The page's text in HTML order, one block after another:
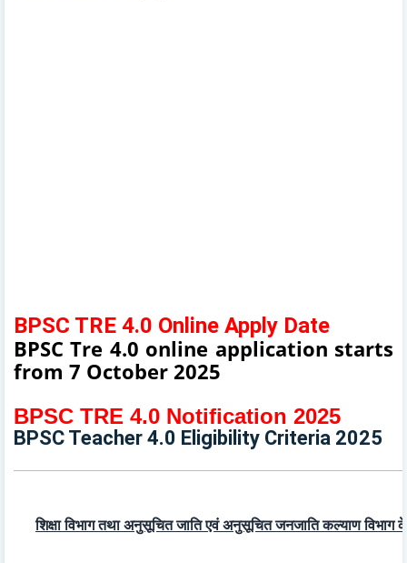
BPSC TRE 4.0 Online Apply Date
BPSC Tre 4.0 online application starts
from 7 October 2025
BPSC TRE 4.0 Notification 2025
BPSC Teacher 4.0 Eligibility Criteria 2025
शिक्षा विभाग तथा अनुसूचित जाति एवं अनुसूचित जनजाति कल्याण विभाग